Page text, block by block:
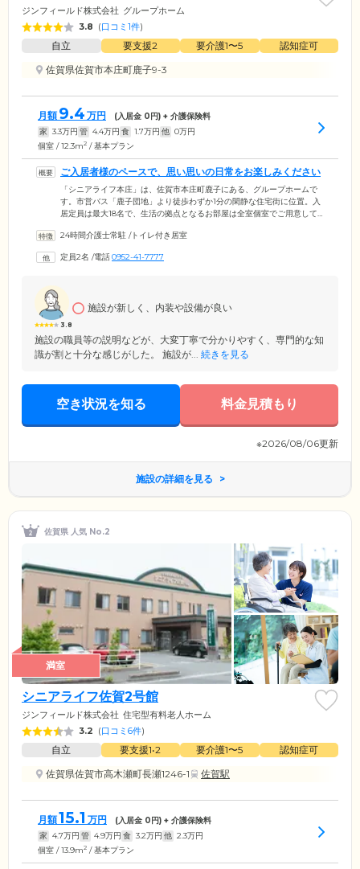
ジンフィールド株式会社 グループホーム
3.8 (口コミ1件)
自立 要支援2 要介護1〜5
認知症可
佐賀県佐賀市本庄町鹿子9-3
月額 9.4 万円 (入居金 0円) + 介護保険料
家 3.3万円 管 4.4万円 食 1.7万円 他 0万円
個室 / 12.3m2 / 基本プラン
ご入居者様のペースで、思い思いの日常をお楽しみください
「シニアライフ本庄」は、佐賀市本庄町鹿子にある、グループホームで
す。市営バス「鹿子団地」より徒歩わずか1分の閑静な住宅街に位置。入
居定員は最大18名で、生活の拠点となるお部屋は全室個室でご用意して
で、ほかの方の目を気にすることなく思い思いの日常をお楽しみくださ
り、体を動かすレクリエーションで盛り上がったりと、ほかのご入居者
24時間介護士常駐 /トイレ付き居室
定員2名 /電話0952-41-7777
3.8
施設が新しく、内装や設備が良い
施設の職員等の説明などが、大変丁寧で分かりやすく、専門的な知
識が割と十分な感じがした。 施設が... 続きを見る
空き状況を知る 料金見積もり
※2026/08/06更新
施設の詳細を見る
佐賀県 人気 No.2
満室
シニアライフ佐賀2号館
ジンフィールド株式会社 住宅型有料老人ホーム
3.2 (口コミ6件)
自立 要支援1•2 要介護1〜5
認知症可
佐賀県佐賀市高木瀬町長瀬1246-1
佐賀駅
月額15.1 万円 (入居金 0円) + 介護保険料
家 4.7万円 管 4.9万円 食 3.2万円 他 2.3万円
個室 / 13.9m2 / 基本プラン